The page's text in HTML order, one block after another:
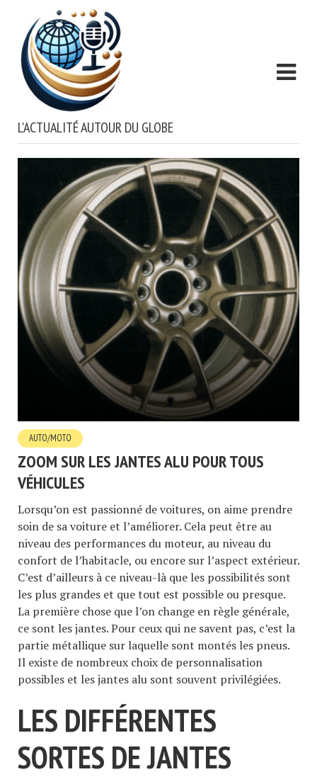
L'ACTUALITÉ AUTOUR DU GLOBE
AUTO/MOTO
ZOOM SUR LES JANTES ALU POUR TOUS
VÉHICULES
Lorsqu’on est passionné de voitures, on aime prendre
soin de sa voiture et l’améliorer. Cela peut être au
niveau des performances du moteur, au niveau du
confort de l’habitacle, ou encore sur l’aspect extérieur.
C’est d’ailleurs à ce niveau-là que les possibilités sont
les plus grandes et que tout est possible ou presque.
La première chose que l’on change en règle générale,
ce sont les jantes. Pour ceux qui ne savent pas, c’est la
partie métallique sur laquelle sont montés les pneus.
Il existe de nombreux choix de personnalisation
possibles et les jantes alu sont souvent privilégiées.
LES DIFFÉRENTES
SORTES DE JANTES